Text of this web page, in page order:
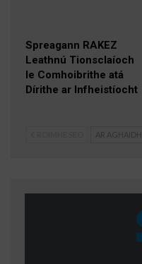
Spreagann RAKEZ
Leathnú Tionsclaíoch
le Comhoibrithe atá
Dírithe ar Infheistíocht
AR AGHAIDH